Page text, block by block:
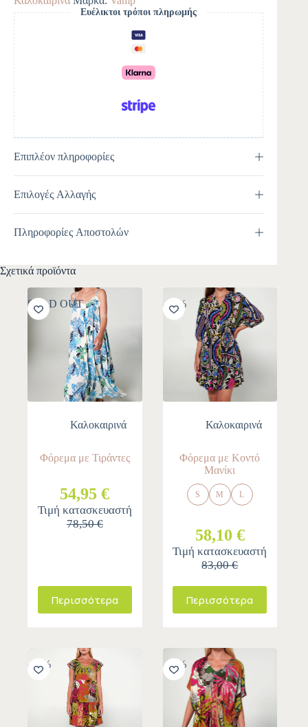
n
a
t
i
v
e
:
Ευέλικτοι τρόποι πληρωμής
Επιπλέον πληροφορίες
Επιλογές Αλλαγής
Πληροφορίες Αποστολών
Σχετικά προϊόντα
SOLD OUT
Καλοκαιρινά
Φόρεμα με Τιράντες
54,95 €
Τιμή κατασκευαστή
78,50 €
Περισσότερα
-30%
Καλοκαιρινά
Φόρεμα με Κοντό
Μανίκι
S M L
58,10 €
Τιμή κατασκευαστή
83,00 €
Περισσότερα
-30% -30%